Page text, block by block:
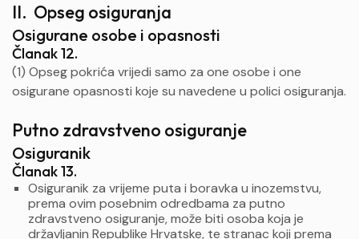
II. Opseg osiguranja
Osigurane osobe i opasnosti
Članak 12.
(1) Opseg pokrića vrijedi samo za one osobe i one
osigurane opasnosti koje su navedene u polici osiguranja.
Putno zdravstveno osiguranje
Osiguranik
Članak 13.
Osiguranik za vrijeme puta i boravka u inozemstvu,
prema ovim posebnim odredbama za putno
zdravstveno osiguranje, može biti osoba koja je
državljanin Republike Hrvatske, te stranac koji prema